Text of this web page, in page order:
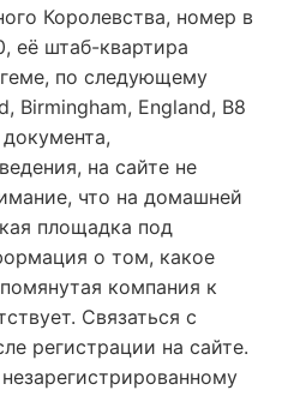
Королевства, номер в
её штаб-квартира
по следующему
Birmingham, England, B8
на сайте не
что на домашней
площадка под
о том, какое
компания к
Связаться с
регистрации на сайте.